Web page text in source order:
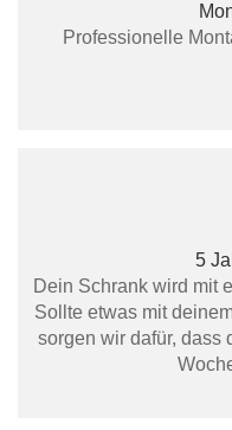
Professionelle
5
Dein Schrank wird mit
Sollte etwas mit
sorgen wir dafür, dass